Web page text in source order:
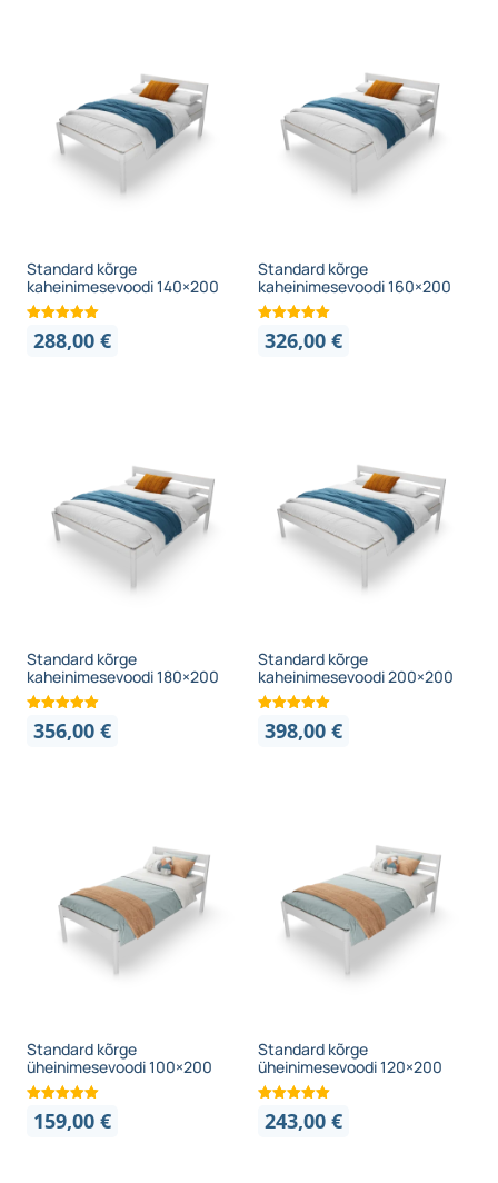
Standard kõrge
kaheinimesevoodi 140×200
288,00 €
Standard kõrge
kaheinimesevoodi 160×200
326,00 €
Standard kõrge
kaheinimesevoodi 180×200
356,00 €
Standard kõrge
kaheinimesevoodi 200×200
398,00 €
Standard kõrge
üheinimesevoodi 100×200
159,00 €
Standard kõrge
üheinimesevoodi 120×200
243,00 €